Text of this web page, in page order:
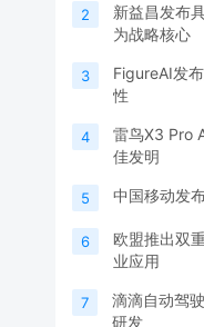
2
新益昌发布
为战略核心
3
FigureAI发
性
4
雷鸟X3 Pro
佳发明
5 中国移动发
6
欧盟推出双
业应用
7
滴滴自动驾
研发